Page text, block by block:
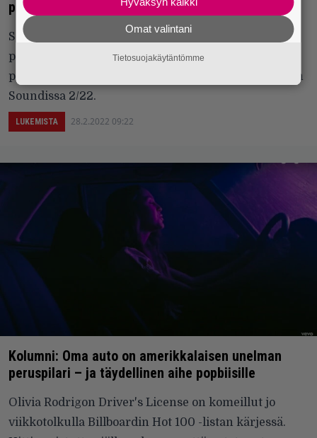
popmusiikkiin
Sähkökitara on ollut jonkun aikaa sivussa
popmusiikin trendeistä, mutta nyt soitin tekee
paluuta rytinällä. Arttu Seppäsen kolumni julkaistiin
Soundissa 2/22.
LUKEMISTA 28.2.2022 09:22
Kolumni: Oma auto on amerikkalaisen unelman
peruspilari – ja täydellinen aihe popbiisille
Olivia Rodrigon Driver's License on komeillut jo
viikkotolkulla Billboardin Hot 100 -listan kärjessä.
Omat valintani
Tietosuojakäytäntömme